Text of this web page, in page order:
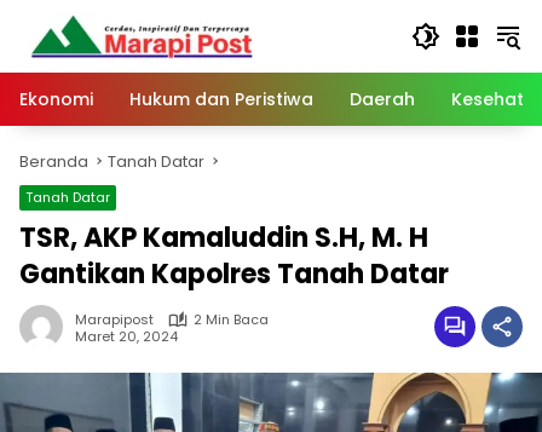
Langsung
konten
Ekonomi
Hukum dan Peristiwa Daerah
Beranda Tanah Datar
Tanah Datar
TSR, AKP Kamaluddin S.H, M. H
Gantikan Kapolres Tanah Datar
Marapipost
2 Min Baca
Maret 20, 2024